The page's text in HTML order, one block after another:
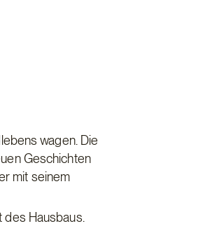
wagen. Die
Geschichten
mit seinem
des Hausbaus.